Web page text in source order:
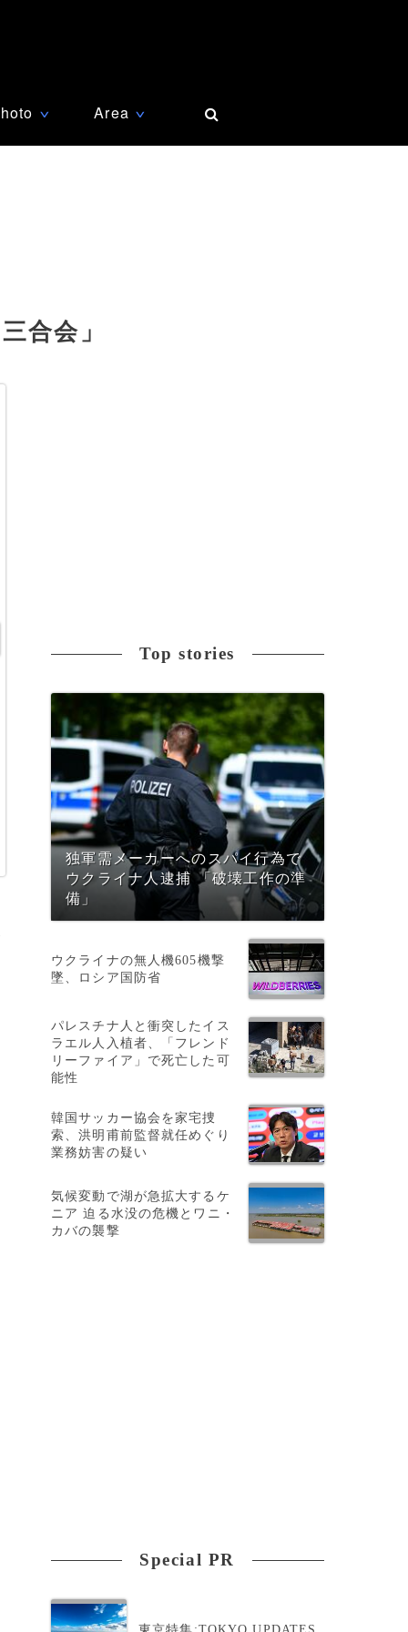
∨ Area ∨
合会」
Top stories
独軍需メーカーへのスパイ行為で
ウクライナ人逮捕 「破壊工作の準
備」
ウクライナの無人機605機撃
墜、ロシア国防省
パレスチナ人と衝突したイス
ラエル人入植者、「フレンド
リーファイア」で死亡した可
能性
韓国サッカー協会を家宅捜
索、洪明甫前監督就任めぐり
業務妨害の疑い
気候変動で湖が急拡大するケ
ニア 迫る水没の危機とワニ・
カバの襲撃
Special PR
東京特集:TOKYO UPDATES